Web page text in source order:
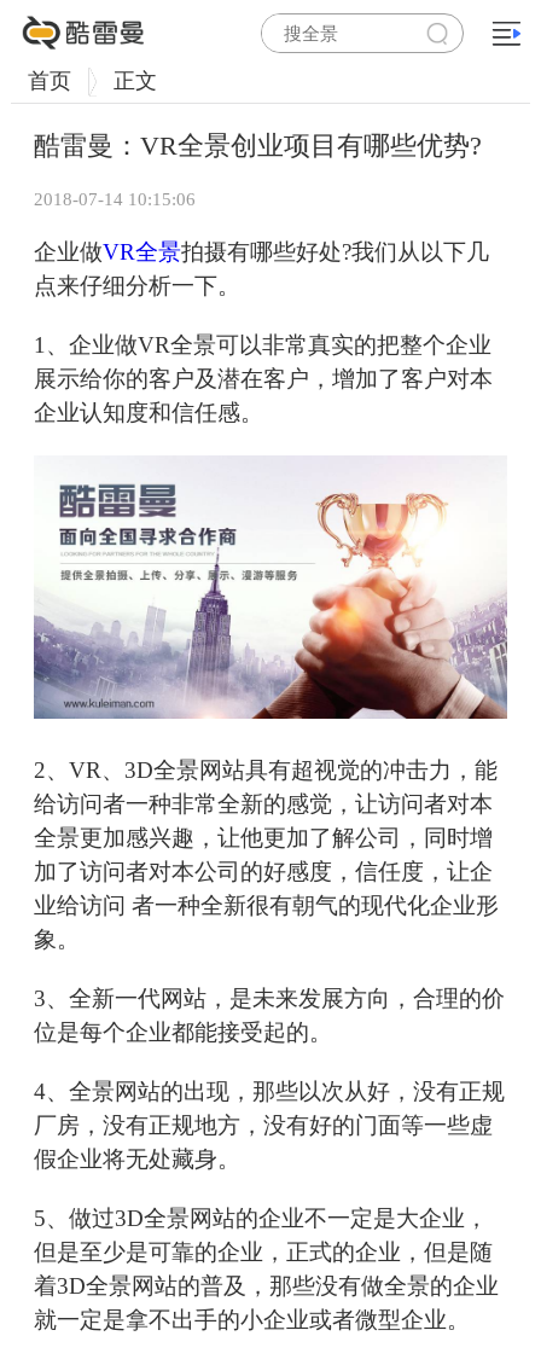
首页 正文
酷雷曼：VR全景创业项目有哪些优势?
2018-07-14 10:15:06
企业做VR全景拍摄有哪些好处?我们从以下几
点来仔细分析一下。
1、企业做VR全景可以非常真实的把整个企业
展示给你的客户及潜在客户，增加了客户对本
企业认知度和信任感。
2、VR、3D全景网站具有超视觉的冲击力，能
给访问者一种非常全新的感觉，让访问者对本
全景更加感兴趣，让他更加了解公司，同时增
加了访问者对本公司的好感度，信任度，让企
业给访问 者一种全新很有朝气的现代化企业形
象。
3、全新一代网站，是未来发展方向，合理的价
位是每个企业都能接受起的。
4、全景网站的出现，那些以次从好，没有正规
厂房，没有正规地方，没有好的门面等一些虚
假企业将无处藏身。
5、做过3D全景网站的企业不一定是大企业，
但是至少是可靠的企业，正式的企业，但是随
着3D全景网站的普及，那些没有做全景的企业
就一定是拿不出手的小企业或者微型企业。